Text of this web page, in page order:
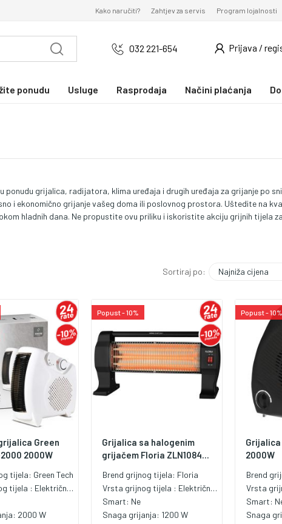
Kako naručiti? Zahtjev za servis Program lojalnosti
032 221-654 Prijava /
ponudu Usluge Rasprodaja Načini plaćanja
grijalica, radijatora, klima uređaja i drugih uređaja za grijanje po
i ekonomično grijanje vašeg doma ili poslovnog prostora. Uštedite na
hladnih dana. Ne propustite ovu priliku i iskoristite akciju grijnih tijela
Sortiraj po: Najniža cijena
Green
2000W
tijela: Green Tech
tijela : Električna grijalica
2000 W
Popust - 10%
Grijalica sa halogenim
grijačem Floria ZLN1084...
Brend grijnog tijela: Floria
Vrsta grijnog tijela : Električna grijalica
Smart: Ne
Snaga grijanja: 1200 W
Popust - 10%
Grijalica
2000W
Brend
Vrsta
Smart:
Snaga